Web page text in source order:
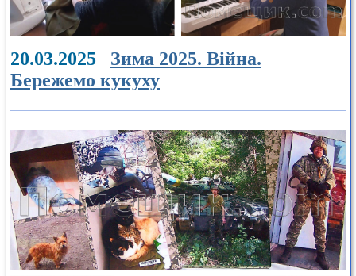
20.03.2025 Зима 2025. Війна.
Бережемо кукуху